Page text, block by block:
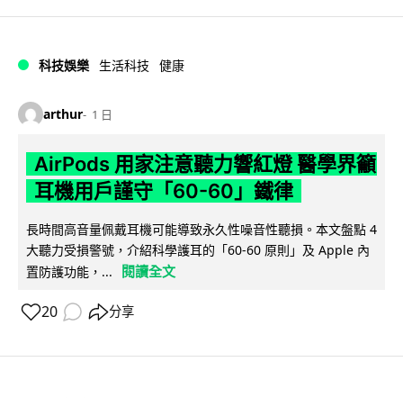
科技娛樂 生活科技 健康
arthur 1 日
AirPods 用家注意聽力響紅燈 醫學界籲
耳機用戶謹守「60-60」鐵律
長時間高音量佩戴耳機可能導致永久性噪音性聽損。本文盤點 4
大聽力受損警號，介紹科學護耳的「60-60 原則」及 Apple 內
置防護功能，...
閱讀全文
20 分享